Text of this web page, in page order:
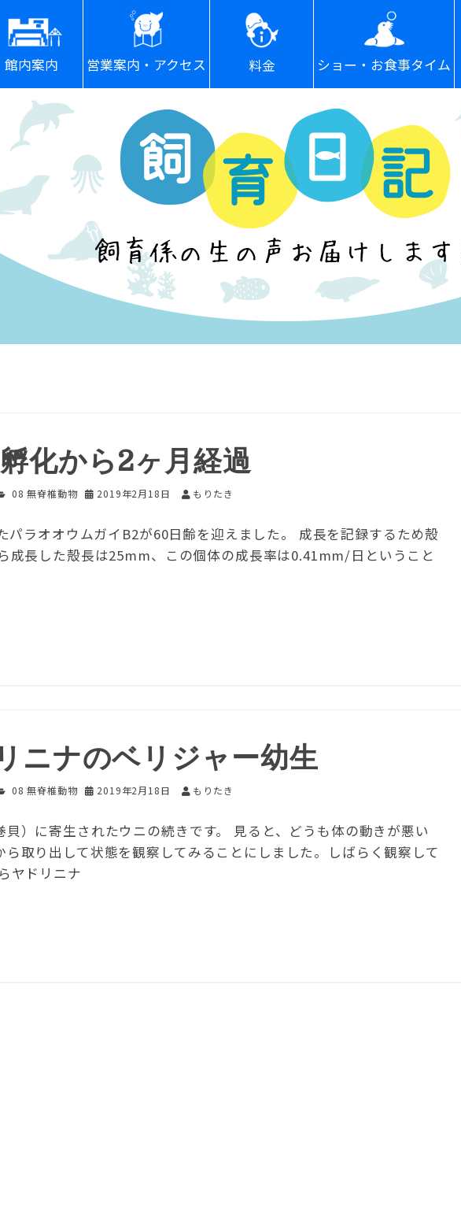
館内案内 営業案内・アクセス 料金 ショー・お食事タイム
孵化から2ヶ月経過
08 無脊椎動物 2019年2月18日 もりたき
パラオオウムガイB2が60日齢を迎えました。 成長を記録するため殻
成長した殻長は25mm、この個体の成長率は0.41mm/日ということ
ニナのベリジャー幼生
08 無脊椎動物 2019年2月18日 もりたき
）に寄生されたウニの続きです。 見ると、どうも体の動きが悪い
取り出して状態を観察してみることにしました。しばらく観察して
ヤドリニナ